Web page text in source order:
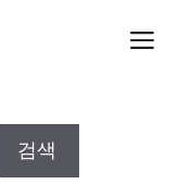
검색